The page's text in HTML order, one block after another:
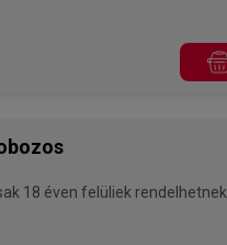
18 éven felüliek